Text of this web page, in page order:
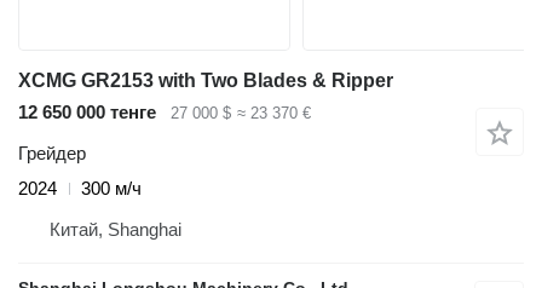
XCMG GR2153 with Two Blades & Ripper
12 650 000 тенге
27 000 $ ≈ 23 370 €
Грейдер
2024
300 м/ч
Китай, Shanghai